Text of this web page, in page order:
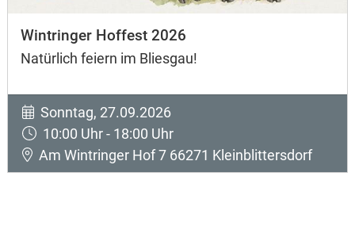
Wintringer Hoffest 2026
Natürlich feiern im Bliesgau!
Sonntag, 27.09.2026
10:00 Uhr - 18:00 Uhr
Am Wintringer Hof 7 66271 Kleinblittersdorf